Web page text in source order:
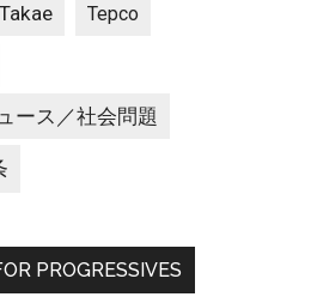
Takae Tepco
ース／社会問題
PROGRESSIVES